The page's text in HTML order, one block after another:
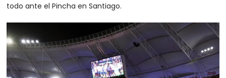
todo ante el Pincha en Santiago.